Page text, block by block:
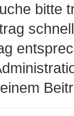
bitte